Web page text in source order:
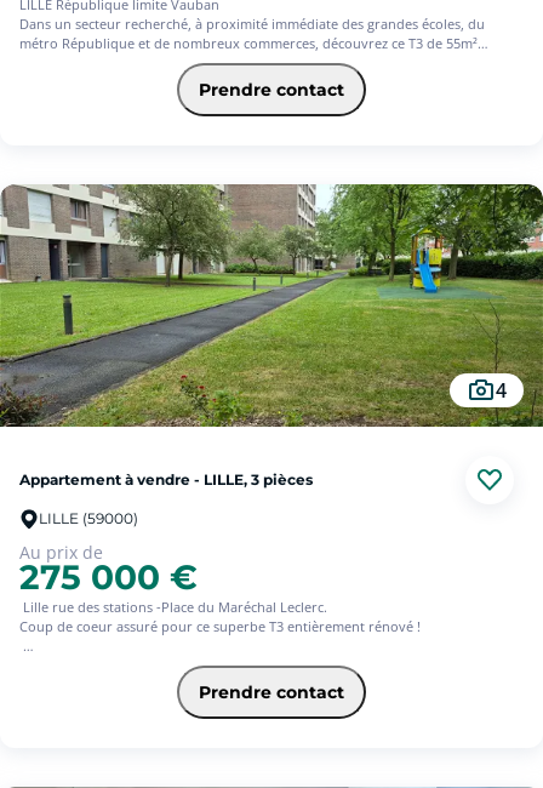
LILLE République limite Vauban
Dans un secteur recherché, à proximité immédiate des grandes écoles, du
métro République et de nombreux commerces, découvrez ce T3 de 55m²
traversant idéalement situé en étage élevé.
Ce bien rénové se distingue par sa luminosité et son agencement fonctionnel. Il
se trouve au sein d'une petite copropriété à taille humaine, offrant calme et
Possibilité d'achat d'un parking en supplément ( + 15 000)
Cave
Charges de copropriété : 1 460  / an. ( Cela comprend l'eau, l'entretien des
communs et l'assurance de la résidence)
Un emplacement de choix, parfait pour une résidence principale ou un
investissement.
Les informations sur les risques auxquels ce bien est exposé sont disponibles
sur le site Géorisques : www. georisques.gouv.fr.
Prendre contact
4
Appartement à vendre - LILLE, 3 pièces
LILLE (59000)
Au prix de
275 000 €
Lille rue des stations -Place du Maréchal Leclerc.
Coup de coeur assuré pour ce superbe T3 entièrement rénové !
Spacieux et traversant, il bénéficie d'un emplacement privilégié à proximité
immédiate des commerces, des grandes écoles et du métro Cormontaigne.
Il est composé d'un hall d'entrée qui dessert d'un côté le vaste séjour et une
cuisine équipée moderne et de l'autre les 2 chambres avec placard et dressing
Prendre contact